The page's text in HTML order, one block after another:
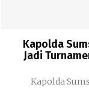
Kapolda
Jadi
Kapolda